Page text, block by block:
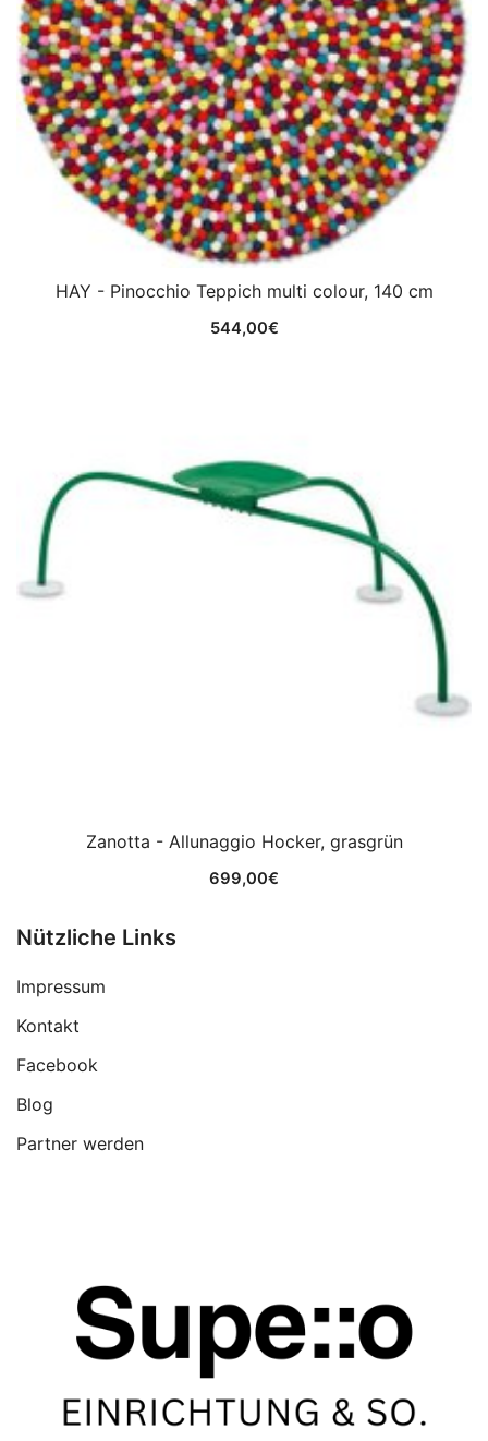
HAY - Pinocchio Teppich multi colour, 140 cm
544,00€
Zanotta - Allunaggio Hocker, grasgrün
699,00€
Nützliche Links
Impressum
Kontakt
Facebook
Blog
Partner werden